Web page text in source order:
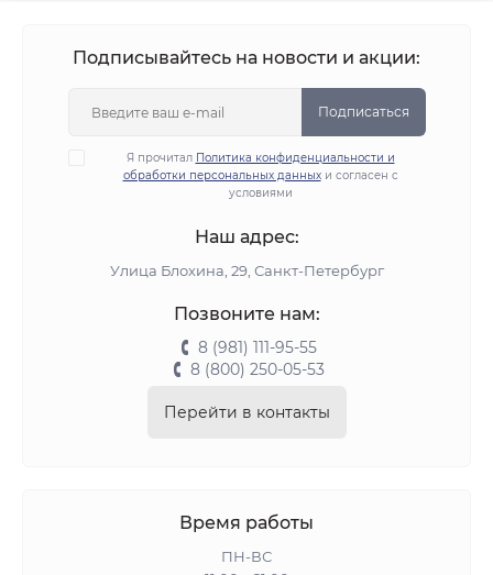
Подписывайтесь на новости и акции:
Подписаться
Я прочитал Политика конфиденциальности и
обработки персональных данныхи согласен с
условиями
Наш адрес:
Улица Блохина, 29, Санкт-Петербург
Позвоните нам:
8 (981) 111-95-55
8 (800) 250-05-53
Перейти в контакты
Время работы
ПН-ВС